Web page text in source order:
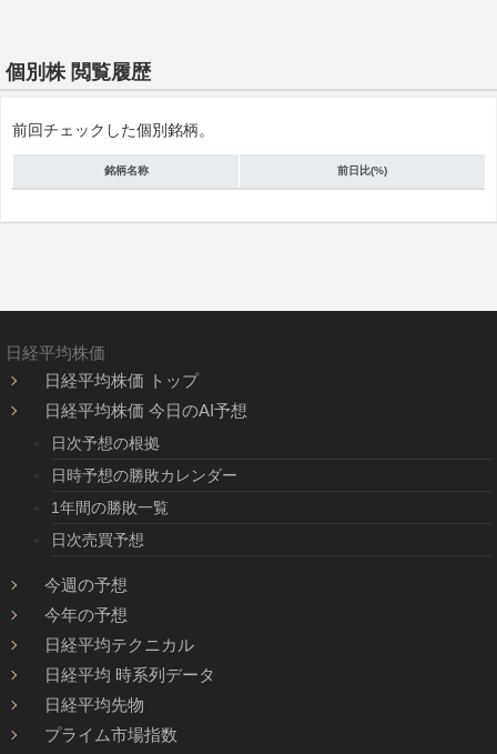
個別株 閲覧履歴
前回チェックした個別銘柄。
銘柄名称 前日比(%)
日経平均株価
日経平均株価 トップ
日経平均株価 今日のAI予想
日次予想の根拠
日時予想の勝敗カレンダー
1年間の勝敗一覧
日次売買予想
今週の予想
今年の予想
日経平均テクニカル
日経平均 時系列データ
日経平均先物
プライム市場指数